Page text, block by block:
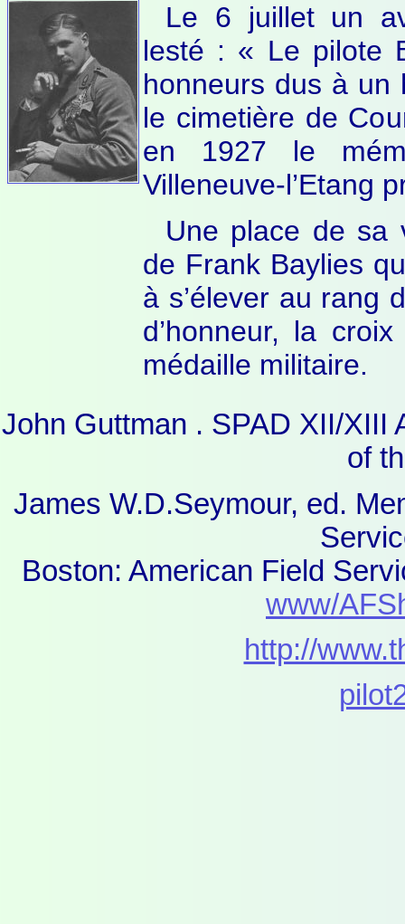
Le 6 juillet un
lesté : « Le pilote
honneurs dus à un
le cimetière de
en 1927 le
Villeneuve-l’Etang
Une place de sa
de Frank Baylies
à s’élever au rang
d’honneur, la
médaille militaire.
John Guttman . SPAD XII/XIII
of
James W.D.Seymour, ed.
Boston: American Field
www/
http://